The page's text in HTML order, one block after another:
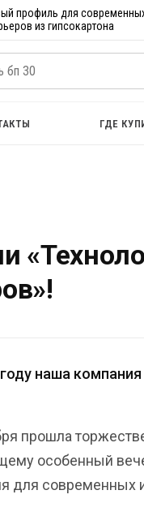
профиль для
из гипсокартона
ГДЕ
наша
прошла
особенный
для современных